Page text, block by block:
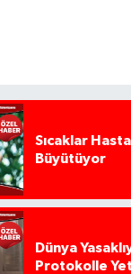
Sıcaklar
Büyütüyor
Dünya
Protokolle